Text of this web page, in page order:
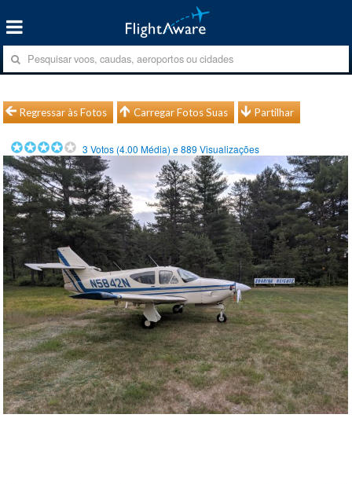
Regressar às Fotos Carregar Fotos Suas Partilhar
3 Votos (4.00 Média) e889 Visualizações